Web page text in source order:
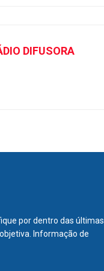
DIFUSORA
por dentro das últimas
Informação de